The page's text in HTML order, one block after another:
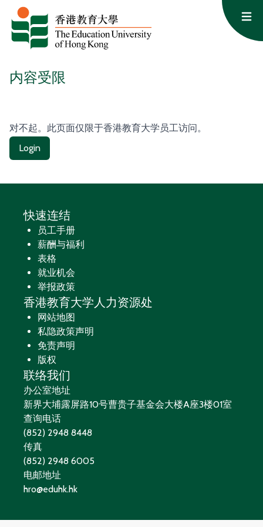
跳至内容
内容受限
对不起。此页面仅限于香港教育大学员工访问。
Login
快速连结
员工手册
薪酬与福利
表格
就业机会
举报政策
香港教育大学人力资源处
网站地图
私隐政策声明
免责声明
版权
联络我们
办公室地址
新界大埔露屏路10号曹贵子基金会大楼A座3楼01室
查询电话
(852) 2948 8448
传真
(852) 2948 6005
电邮地址
hro@eduhk.hk